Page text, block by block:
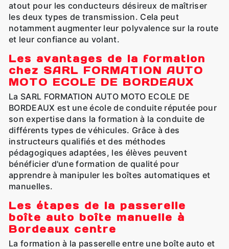
atout pour les conducteurs désireux de maîtriser
les deux types de transmission. Cela peut
notamment augmenter leur polyvalence sur la route
et leur confiance au volant.
Les avantages de la formation
chez SARL FORMATION AUTO
MOTO ECOLE DE BORDEAUX
La SARL FORMATION AUTO MOTO ECOLE DE
BORDEAUX est une école de conduite réputée pour
son expertise dans la formation à la conduite de
différents types de véhicules. Grâce à des
instructeurs qualifiés et des méthodes
pédagogiques adaptées, les élèves peuvent
bénéficier d'une formation de qualité pour
apprendre à manipuler les boîtes automatiques et
manuelles.
Les étapes de la passerelle
boîte auto boîte manuelle à
Bordeaux centre
La formation à la passerelle entre une boîte auto et